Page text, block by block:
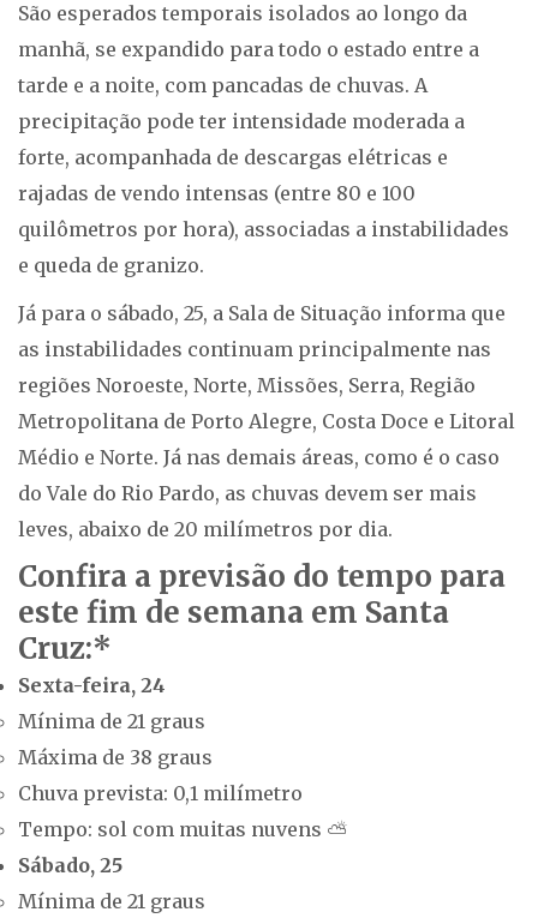
São esperados temporais isolados ao longo da
manhã, se expandido para todo o estado entre a
tarde e a noite, com pancadas de chuvas. A
precipitação pode ter intensidade moderada a
forte, acompanhada de descargas elétricas e
rajadas de vendo intensas (entre 80 e 100
quilômetros por hora), associadas a instabilidades
e queda de granizo.
Já para o sábado, 25, a Sala de Situação informa que
as instabilidades continuam principalmente nas
regiões Noroeste, Norte, Missões, Serra, Região
Metropolitana de Porto Alegre, Costa Doce e Litoral
Médio e Norte. Já nas demais áreas, como é o caso
do Vale do Rio Pardo, as chuvas devem ser mais
leves, abaixo de 20 milímetros por dia.
Confira a previsão do tempo para
este fim de semana em Santa
Cruz:*
Sexta-feira, 24
Mínima de 21 graus
Máxima de 38 graus
Chuva prevista: 0,1 milímetro
Tempo: sol com muitas nuvens ⛅
Sábado, 25
Mínima de 21 graus